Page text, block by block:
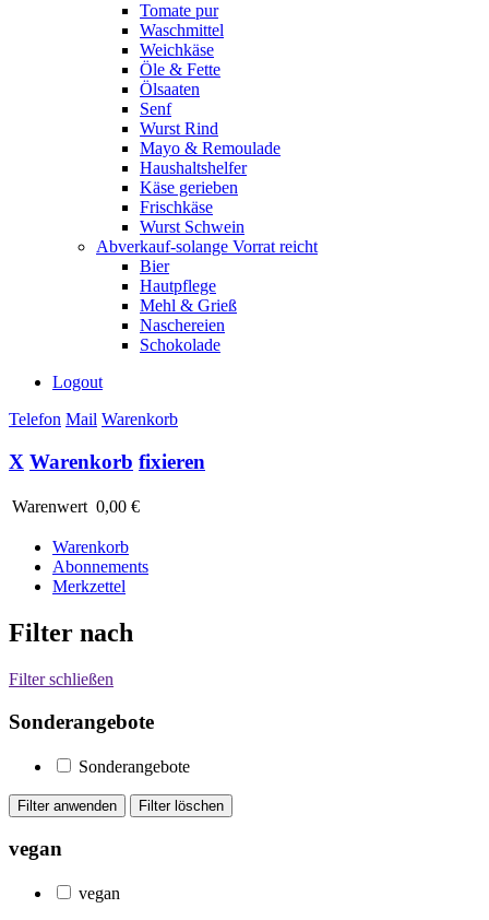
Tomate pur
Waschmittel
Weichkäse
Öle & Fette
Ölsaaten
Senf
Wurst Rind
Mayo & Remoulade
Haushaltshelfer
Käse gerieben
Frischkäse
Wurst Schwein
Abverkauf-solange Vorrat reicht
Bier
Hautpflege
Mehl & Grieß
Naschereien
Schokolade
Logout
Telefon Mail Warenkorb
X Warenkorb fixieren
Warenwert 0,00 €
Warenkorb
Abonnements
Merkzettel
Filter nach
Filter schließen
Sonderangebote
Sonderangebote
vegan
vegan